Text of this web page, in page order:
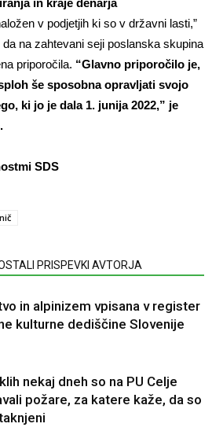
v podjetjih ki so v državni lasti,”
na zahtevani seji poslanska skupina
priporočila. “Glavno priporočilo je,
še sposobna opravljati svojo
ki jo je dala 1. junija 2022,” je
SDS
PRISPEVKI AVTORJA
in alpinizem vpisana v register
kulturne dediščine Slovenije
nekaj dneh so na PU Celje
požare, za katere kaže, da so